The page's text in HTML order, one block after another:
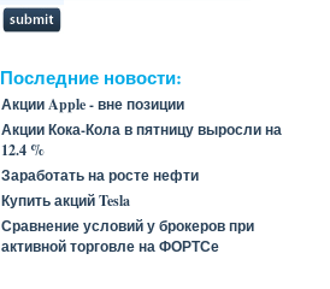
Последние новости:
Акции Apple - вне позиции
Акции Кока-Кола в пятницу выросли на
12.4 %
Заработать на росте нефти
Купить акций Tesla
Сравнение условий у брокеров при
активной торговле на ФОРТСе